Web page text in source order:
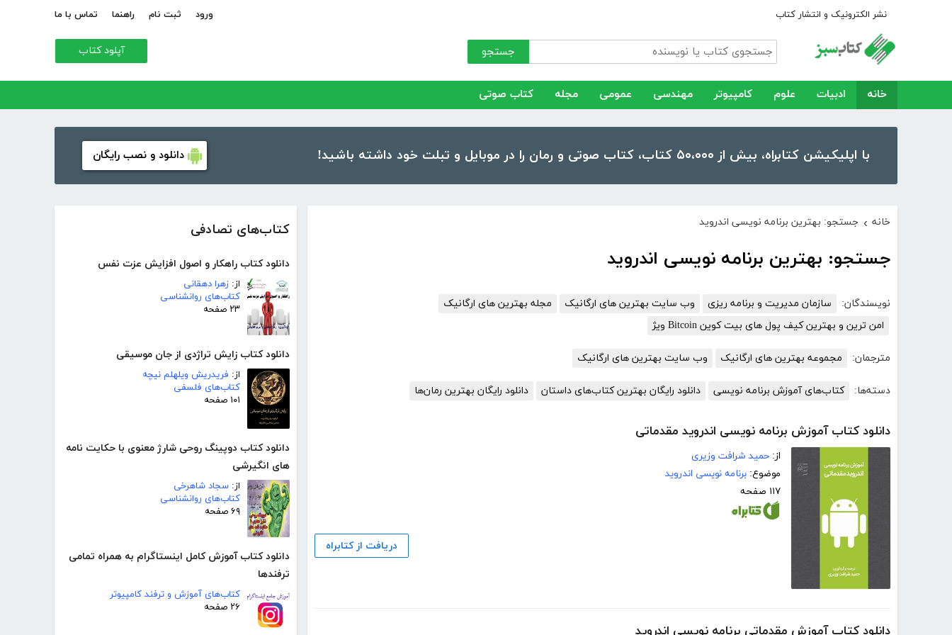
نشر الکترونیک و انتشار کتاب ورود ثبت نام راهنما تماس با ما
جستجو آپلود کتاب
خانه ادبیات علوم کامپیوتر مهندسی عمومی مجله کتاب صوتی
با اپلیکیشن کتابراه، بیش از ۵۰،۰۰۰ کتاب، کتاب صوتی و رمان را در موبایل و تبلت خود داشته باشید! دانلود و نصب رایگان
کتاب‌های تصادفی
دانلود کتاب راهکار و اصول افزایش عزت نفس
از: زهرا دهقانی
کتاب‌های روانشناسی
۲۳ صفحه
دانلود کتاب زایش تراژدی از جان موسیقی
از: فریدریش ویلهلم نیچه
کتاب‌های فلسفی
۱۰۱ صفحه
دانلود کتاب دوپینگ روحی شارژ معنوی با حکایت نامه
های انگیرشی
از: سجاد شاهرخی
کتاب‌های روانشناسی
۶۹ صفحه
دانلود کتاب آموزش کامل اینستاگرام به همراه تمامی
ترفندها
کتاب‌های آموزش و ترفند کامپیوتر
۲۶ صفحه
خانه › جستجو: بهترین برنامه نویسی اندروید
جستجو: بهترین برنامه نویسی اندروید
نویسندگان: سازمان مدیریت و برنامه ریزی وب سایت بهترین های ارگانیک
مجله بهترین های ارگانیک
امن ترین و بهترین کیف پول های بیت کوین Bitcoin ویژ
مترجمان: مجموعه بهترین های ارگانیک وب سایت بهترین های ارگانیک
دسته‌ها: کتاب‌های آموزش برنامه نویسی دانلود رایگان بهترین کتاب‌های داستان دانلود رایگان بهترین رمان‌ها
دانلود کتاب آموزش برنامه نویسی اندروید مقدماتی
از: حمید شرافت وزیری
موضوع: برنامه نویسی اندروید
۱۱۷ صفحه
دریافت از کتابراه
دانلود کتاب آموزش مقدماتی برنامه نویسی اندروید